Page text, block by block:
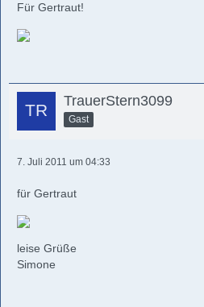
Für Gertraut!
TrauerStern3099
Gast
7. Juli 2011 um 04:33
für Gertraut
leise Grüße
Simone